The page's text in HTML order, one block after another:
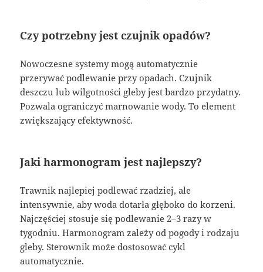
Czy potrzebny jest czujnik opadów?
Nowoczesne systemy mogą automatycznie
przerywać podlewanie przy opadach. Czujnik
deszczu lub wilgotności gleby jest bardzo przydatny.
Pozwala ograniczyć marnowanie wody. To element
zwiększający efektywność.
Jaki harmonogram jest najlepszy?
Trawnik najlepiej podlewać rzadziej, ale
intensywnie, aby woda dotarła głęboko do korzeni.
Najczęściej stosuje się podlewanie 2–3 razy w
tygodniu. Harmonogram zależy od pogody i rodzaju
gleby. Sterownik może dostosować cykl
automatycznie.